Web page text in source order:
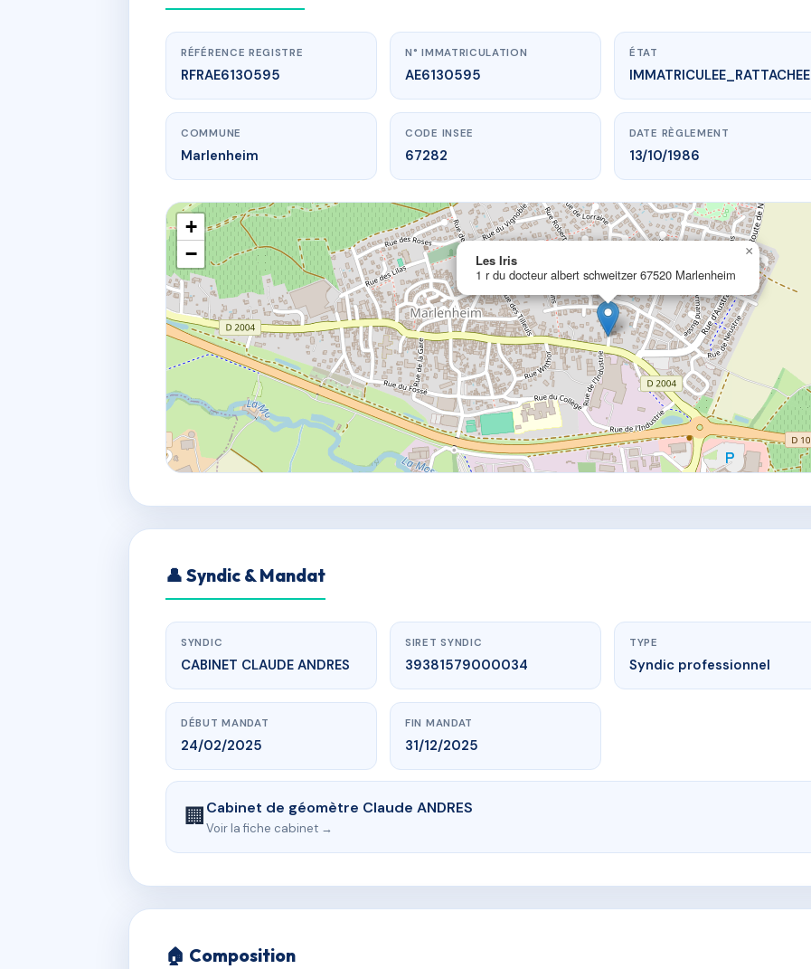
www.vme.plus/AE6130595
Les Iris
1 r du docteur albert schweitzer67520 Marlenheim
RÉFÉRENCE REGISTRE
RFRAE6130595
N° IMMATRICULATION
AE6130595
ÉTAT
IMMATRICULEE_RATTACHEE
COMMUNE
Marlenheim
CODE INSEE
67282
DATE RÈGLEMENT
13/10/1986
Les Iris
1 r du docteur albert schweitzer 67520 Marlenheim
×
+
−
👤 Syndic & Mandat
SYNDIC
CABINET CLAUDE ANDRES
SIRET SYNDIC
39381579000034
TYPE
Syndic professionnel
DÉBUT MANDAT
24/02/2025
FIN MANDAT
31/12/2025
🏢Cabinet de géomètre Claude ANDRES
Voir la fiche cabinet →
🏠 Composition